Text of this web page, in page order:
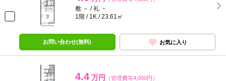
敷 － / 礼 －
1階 / 1K / 23.61㎡
お問い合わせ(無料) お気に入り
4.4 万円 （管理費等4,000円）